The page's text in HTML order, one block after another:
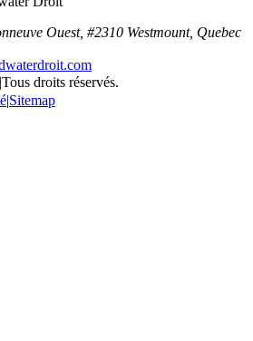
Ouest, #2310 Westmount, Quebec
|Tous droits réservés.
|Sitemap